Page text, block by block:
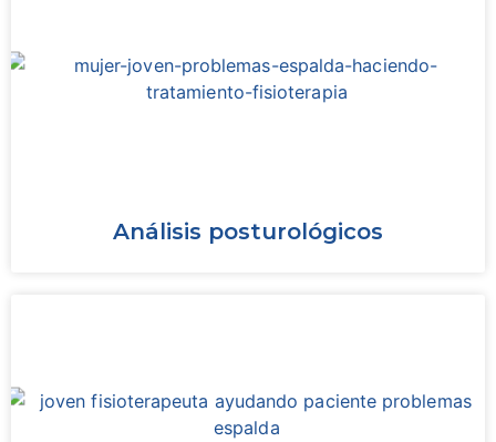
Análisis posturológicos